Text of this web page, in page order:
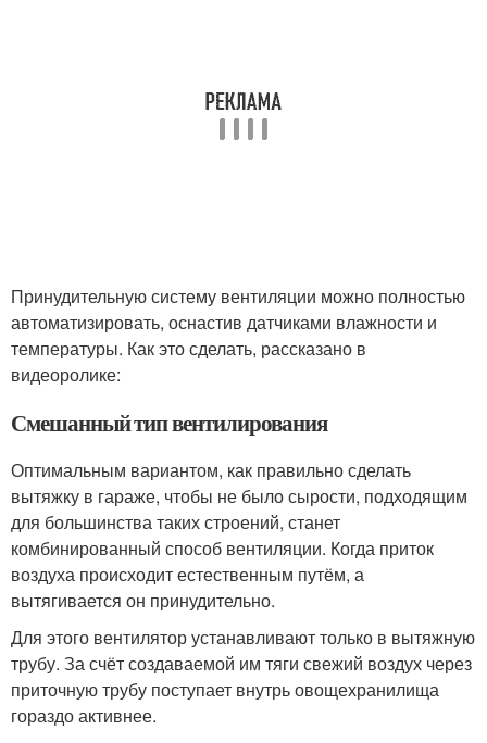
Принудительную систему вентиляции можно полностью
автоматизировать, оснастив датчиками влажности и
температуры. Как это сделать, рассказано в
видеоролике:
Смешанный тип вентилирования
Оптимальным вариантом, как правильно сделать
вытяжку в гараже, чтобы не было сырости, подходящим
для большинства таких строений, станет
комбинированный способ вентиляции. Когда приток
воздуха происходит естественным путём, а
вытягивается он принудительно.
Для этого вентилятор устанавливают только в вытяжную
трубу. За счёт создаваемой им тяги свежий воздух через
приточную трубу поступает внутрь овощехранилища
гораздо активнее.